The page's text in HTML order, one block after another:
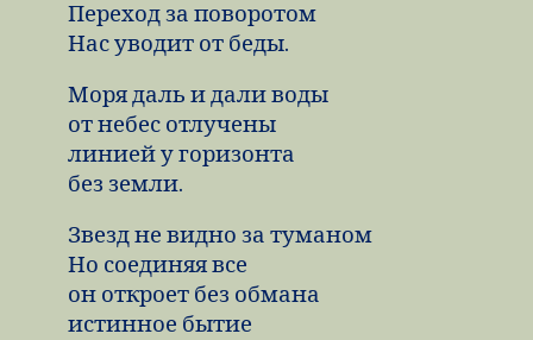
Переход за поворотом
Нас уводит от беды.
Моря даль и дали воды
от небес отлучены
линией у горизонта
без земли.
Звезд не видно за туманом
Но соединяя все
он откроет без обмана
истинное бытие